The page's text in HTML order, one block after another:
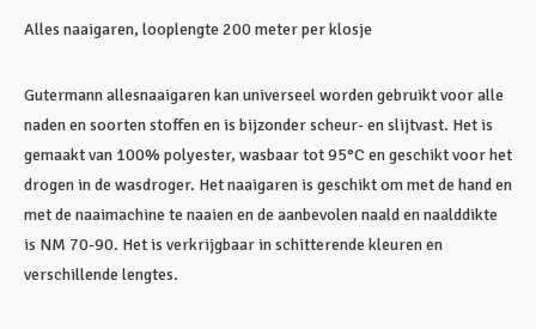
Alles naaigaren, looplengte 200 meter per klosje
Gutermann allesnaaigaren kan universeel worden gebruikt voor alle
naden en soorten stoffen en is bijzonder scheur- en slijtvast. Het is
gemaakt van 100% polyester, wasbaar tot 95°C en geschikt voor het
drogen in de wasdroger. Het naaigaren is geschikt om met de hand en
met de naaimachine te naaien en de aanbevolen naald en naalddikte
is NM 70-90. Het is verkrijgbaar in schitterende kleuren en
verschillende lengtes.